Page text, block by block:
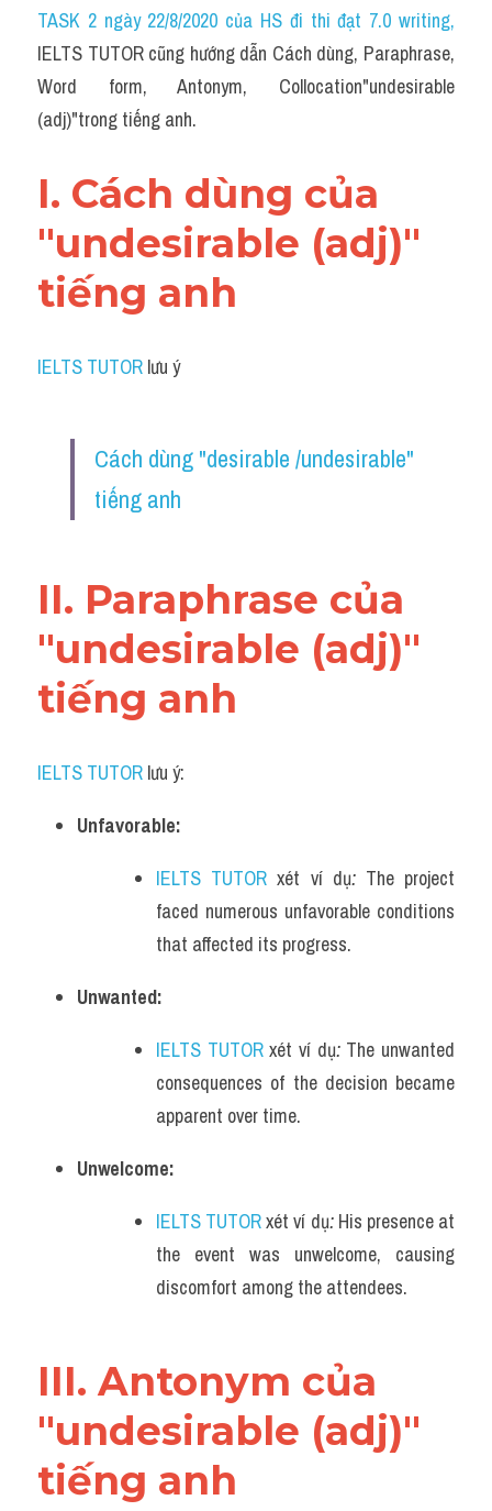
Idiom
Grammar
Collocation
Cách dùng từ
Phân biệt từ
Đề thi thật Task 2
Speaking
Reading
Vocabulary
TASK 2 ngày 22/8/2020 của HS đi thi đạt 7.0 writing,
IELTS TUTOR cũng hướng dẫn Cách dùng, Paraphrase,
Word form, Antonym, Collocation"undesirable
(adj)"trong tiếng anh.
I. Cách dùng của
"undesirable (adj)"
tiếng anh
IELTS TUTOR lưu ý
Cách dùng "desirable /undesirable"
tiếng anh
II. Paraphrase của
"undesirable (adj)"
tiếng anh
IELTS TUTOR lưu ý:
Unfavorable:
IELTS TUTOR xét ví dụ: The project
faced numerous unfavorable conditions
that affected its progress.
Unwanted:
IELTS TUTOR xét ví dụ: The unwanted
consequences of the decision became
apparent over time.
Unwelcome:
IELTS TUTOR xét ví dụ: His presence at
the event was unwelcome, causing
discomfort among the attendees.
III. Antonym của
"undesirable (adj)"
tiếng anh